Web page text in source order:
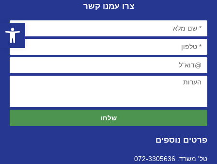
פרטים נוספים
טל' משרד: 072-3305636
צרו עמנו קשר
שלחו
פתח